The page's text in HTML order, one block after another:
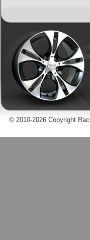
© 2010-2026 Copyright